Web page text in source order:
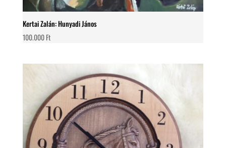
Kertai Zalán: Hunyadi János
100.000Ft